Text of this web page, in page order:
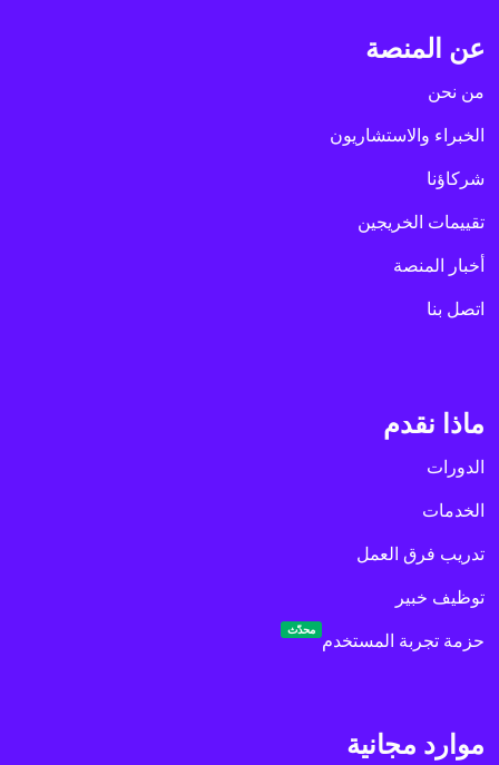
عن المنصة
من نحن
الخبراء والاستشاريون
شركاؤنا
تقييمات الخريجين
أخبار المنصة
اتصل بنا
ماذا نقدم
الدورات
الخدمات
تدريب فرق العمل
توظيف خبير
حزمة تجربة المستخدم
محدّث
موارد مجانية